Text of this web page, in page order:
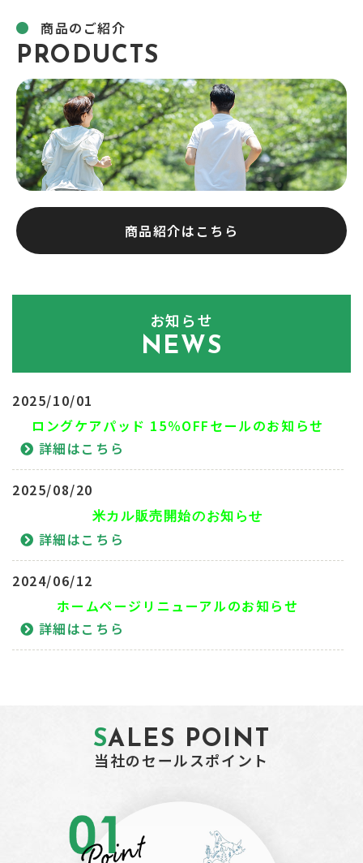
商品のご紹介
PRODUCTS
商品紹介はこちら
お知らせ
NEWS
2025/10/01
ロングケアパッド 15％OFFセールのお知らせ
詳細はこちら
2025/08/20
米カル販売開始のお知らせ
詳細はこちら
2024/06/12
ホームページリニューアルのお知らせ
詳細はこちら
SALES POINT
当社のセールスポイント